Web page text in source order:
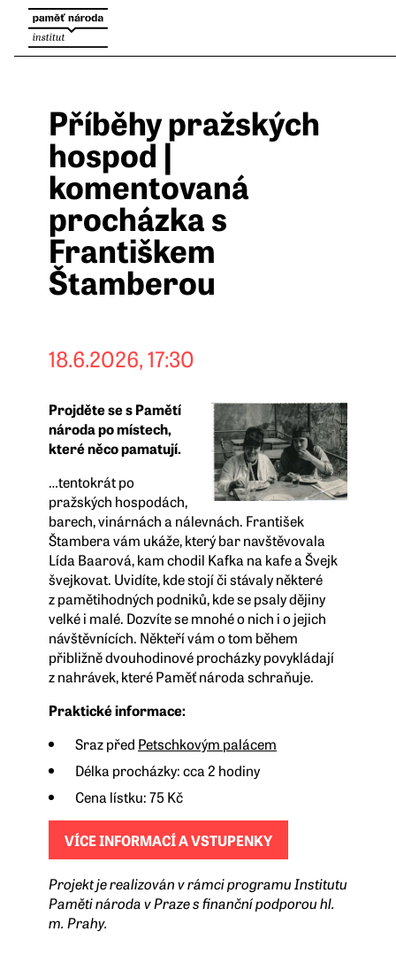
Příběhy pražských
hospod |
komentovaná
procházka s
Františkem
Štamberou
18.6.2026, 17:30
Projděte se s Pamětí
národa po místech,
které něco pamatují.
…tentokrát po
pražských hospodách,
barech, vinárnách a nálevnách. František
Štambera vám ukáže, který bar navštěvovala
Lída Baarová, kam chodil Kafka na kafe a Švejk
švejkovat. Uvidíte, kde stojí či stávaly některé
z pamětihodných podniků, kde se psaly dějiny
velké i malé. Dozvíte se mnohé o nich i o jejich
návštěvnících. Někteří vám o tom během
přibližně dvouhodinové procházky povykládají
z nahrávek, které Paměť národa schraňuje.
Praktické informace:
Srazpřed Petschkovým palácem
Délka procházky: cca 2 hodiny
Cena lístku: 75 Kč
VÍCE INFORMACÍ A VSTUPENKY
Projekt je realizován v rámci programu Institutu
Paměti národa v Praze s finanční podporou hl.
m. Prahy.